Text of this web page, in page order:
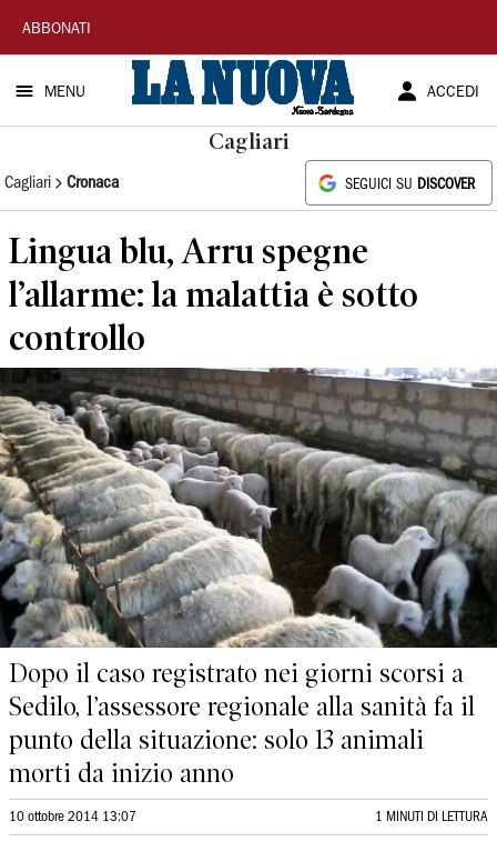
La
Nuova
Sardegna
ABBONATI
MENU ACCEDI
Cagliari
Cagliari Cronaca SEGUICI SU DISCOVER
Lingua blu, Arru spegne
l’allarme: la malattia è sotto
controllo
Dopo il caso registrato nei giorni scorsi a
Sedilo, l’assessore regionale alla sanità fa il
punto della situazione: solo 13 animali
morti da inizio anno
10 ottobre 2014 13:07 1 MINUTI DI LETTURA